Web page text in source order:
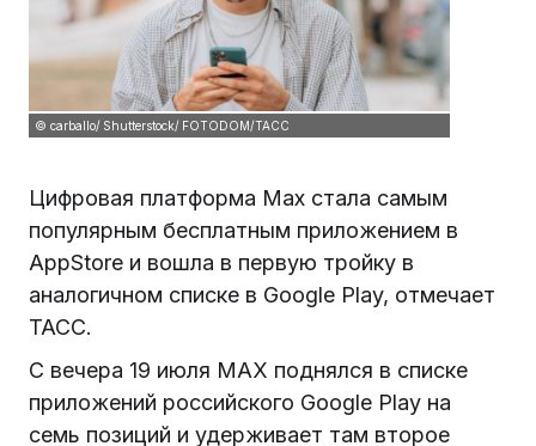
© carballo/ Shutterstock/ FOTODOM/ТАСС
Цифровая платформа Max стала самым
популярным бесплатным приложением в
AppStore и вошла в первую тройку в
аналогичном списке в Google Play, отмечает
ТАСС.
С вечера 19 июля MAX поднялся в списке
приложений российского Google Play на
семь позиций и удерживает там второе